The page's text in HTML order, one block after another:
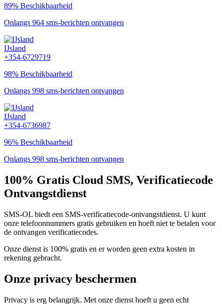
89% Beschikbaarheid
Onlangs 964 sms-berichten ontvangen
IJsland
+354-6729719
98% Beschikbaarheid
Onlangs 998 sms-berichten ontvangen
IJsland
+354-6736987
96% Beschikbaarheid
Onlangs 998 sms-berichten ontvangen
100% Gratis Cloud SMS, Verificatiecode
Ontvangstdienst
SMS-OL biedt een SMS-verificatiecode-ontvangstdienst. U kunt
onze telefoonnummers gratis gebruiken en hoeft niet te betalen voor
de ontvangen verificatiecodes.
Onze dienst is 100% gratis en er worden geen extra kosten in
rekening gebracht.
Onze privacy beschermen
Privacy is erg belangrijk. Met onze dienst hoeft u geen echt